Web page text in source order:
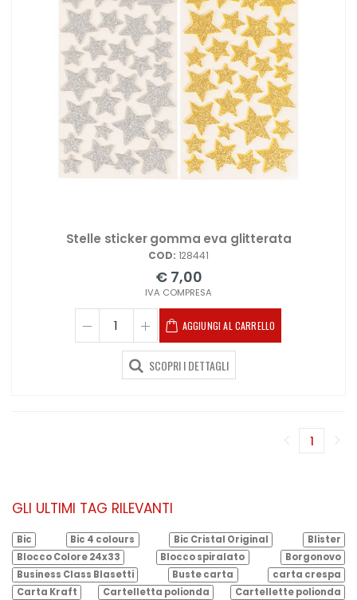
Stelle sticker gomma eva glitterata
COD: 128441
€ 7,00
IVA COMPRESA
AGGIUNGI AL CARRELLO
SCOPRI I DETTAGLI
1
GLI ULTIMI TAG RILEVANTI
Bic Bic 4 colours Bic Cristal Original
Blister
Blocco Colore 24x33
Blocco spiralato
Borgonovo
Business Class Blasetti
Buste carta
carta crespa
Carta Kraft
Cartelletta polionda
Cartellette polionda